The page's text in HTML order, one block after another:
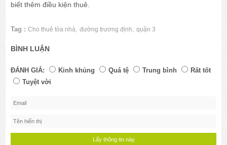
biết thêm điều kiện thuê.
Tag : Cho thuê tòa nhà,đường trương định,quận 3
BÌNH LUẬN
ĐÁNH GIÁ: Kinh khủng Quá tệ Trung bình
Rất tốt
Tuyệt vời